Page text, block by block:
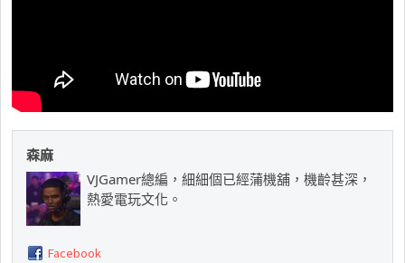
森麻
VJGamer總編，細細個已經蒲機舖，機齡甚深，
熱愛電玩文化。
Facebook